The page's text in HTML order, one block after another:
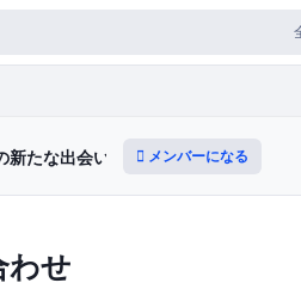
新たな出会いと体験）メンバーになる
わせ